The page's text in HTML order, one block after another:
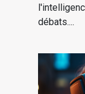
débats....